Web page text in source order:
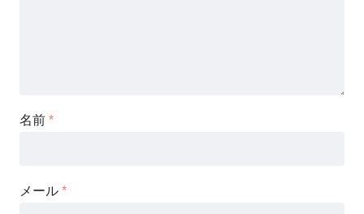
名前 *
メール *